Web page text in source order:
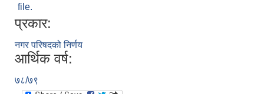
file.
प्रकार:
नगर परिषदको निर्णय
आर्थिक वर्ष:
७८/७९